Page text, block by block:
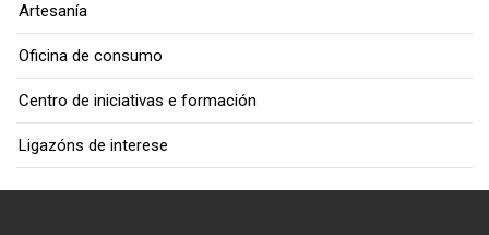
Artesanía
Oficina de consumo
Centro de iniciativas e formación
Ligazóns de interese